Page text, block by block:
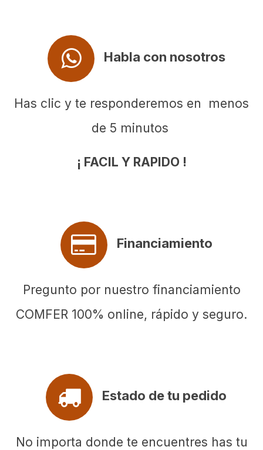
Habla con nosotros
Has clic y te responderemos en menos
de 5 minutos
¡ FACIL Y RAPIDO !
Financiamiento
Pregunto por nuestro financiamiento
COMFER 100% online, rápido y seguro.
Estado de tu pedido
No importa donde te encuentres has tu